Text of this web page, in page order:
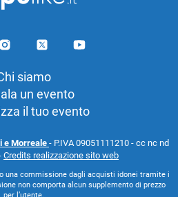
siamo
un evento
il tuo evento
e Morreale - P.IVA 09051111210 - cc nc nd
Credits realizzazione sito web
una commissione dagli acquisti idonei tramite i
non comporta alcun supplemento di prezzo
per l’utente.